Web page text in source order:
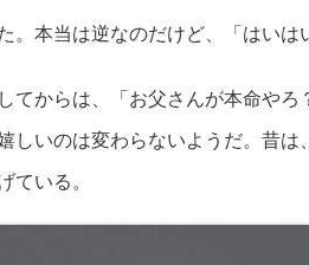
。本当は逆なのだけど、「はいは
てからは、「お父さんが本命や
しいのは変わらないようだ。昔
ている。